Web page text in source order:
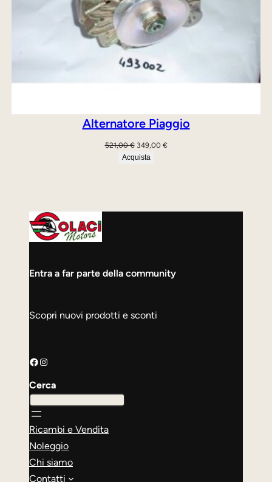
Alternatore Piaggio
521,00€ Il
prezzo
349,00 €Il
Acquista
Entra a far parte della community
Scopri nuovi prodotti e sconti
Facebook Instagram
Cerca
Ricambi e Vendita
Noleggio
Chi siamo
Contatti